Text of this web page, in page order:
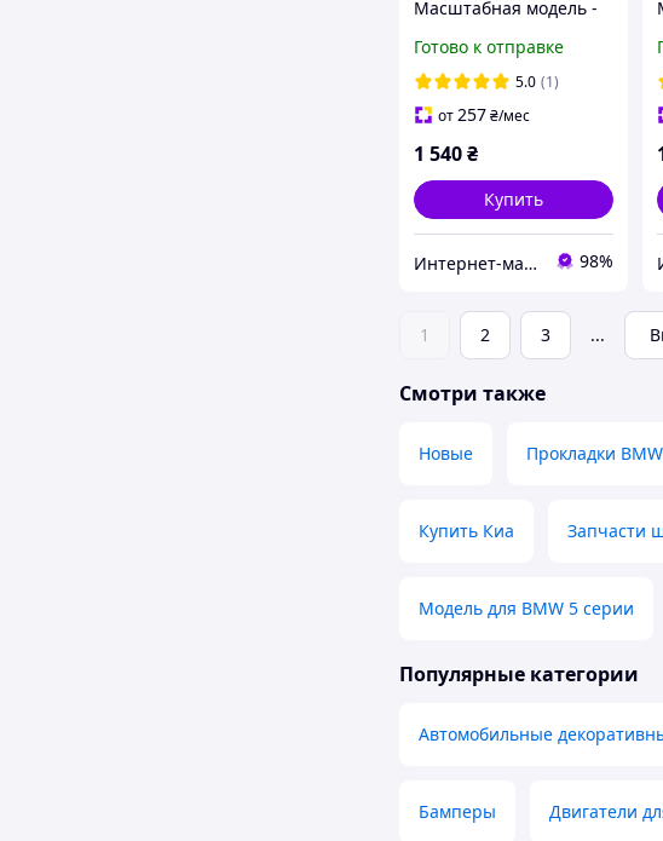
Масштабная модель -
Готово к отправке
5.0 (1)
от257₴/мес
1 540₴
Купить
Интернет-магазин shotam.net 98%
1 2 3 ...
Смотри также
Новые Прокладки BMW
Купить Киа Запчасти
Модель для BMW 5 серии
Популярные категории
Автомобильные
Бамперы Двигатели